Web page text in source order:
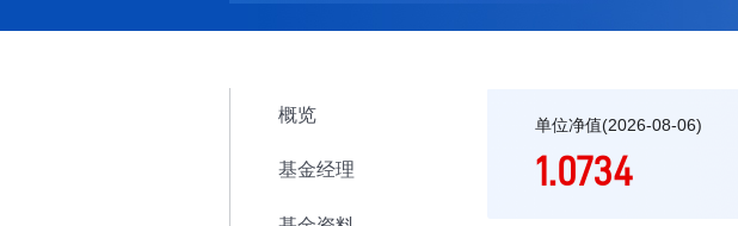
概览
基金经理
单位净值(2026-08-06)
1.0734